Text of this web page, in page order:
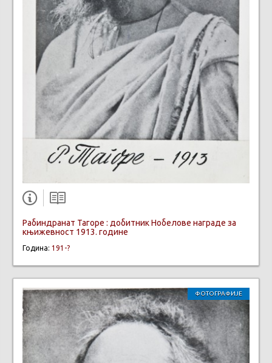
Рабиндранат Тагоре : добитник Нобелове награде за
књижевност 1913. године
Година: 191-?
ФОТОГРАФИЈЕ